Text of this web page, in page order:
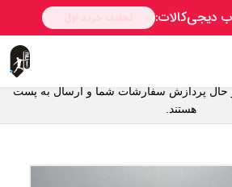
حال پردازش سفارشات شما و ارسال به پست
هستند.